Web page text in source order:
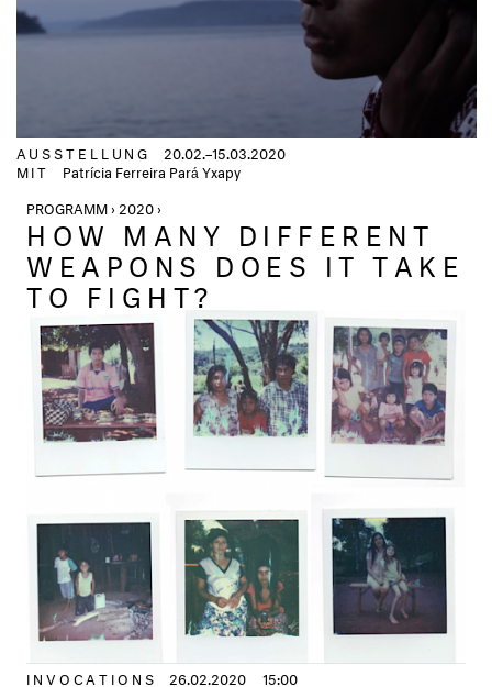
AUSSTELLUNG 20.02.–15.03.2020
MIT
Patrícia Ferreira Pará Yxapy
PROGRAMM › 2020 ›
HOW MANY DIFFERENT
WEAPONS DOES IT TAKE
TO FIGHT?
INVOCATIONS 26.02.2020
15:00